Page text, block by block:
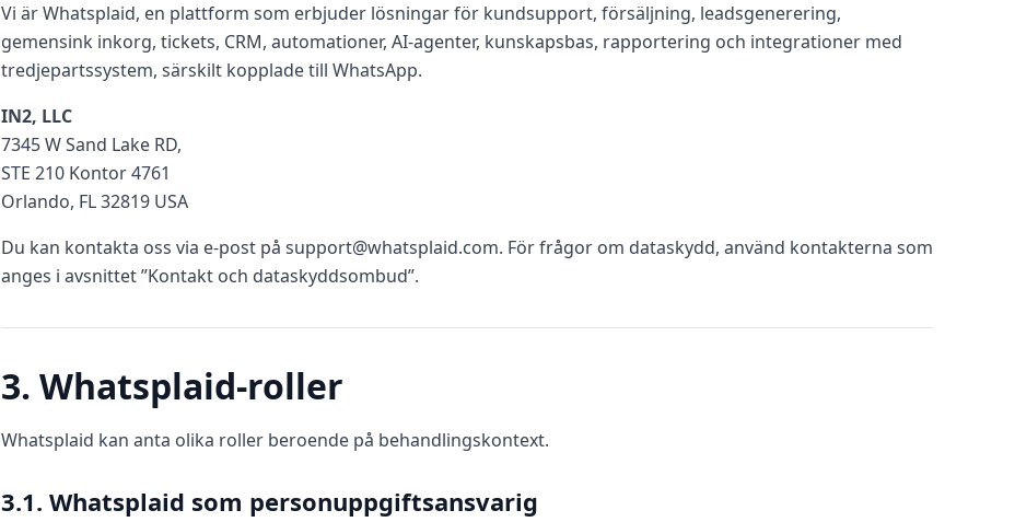
Vi är Whatsplaid, en plattform som erbjuder lösningar för kundsupport, försäljning, leadsgenerering,
gemensink inkorg, tickets, CRM, automationer, AI‑agenter, kunskapsbas, rapportering och integrationer med
tredjepartssystem, särskilt kopplade till WhatsApp.
IN2, LLC
7345 W Sand Lake RD,
STE 210 Kontor 4761
Orlando, FL 32819 USA
Du kan kontakta oss via e‑post på support@whatsplaid.com. För frågor om dataskydd, använd kontakterna som
anges i avsnittet ”Kontakt och dataskyddsombud”.
3. Whatsplaid-roller
Whatsplaid kan anta olika roller beroende på behandlingskontext.
3.1. Whatsplaid som personuppgiftsansvarig